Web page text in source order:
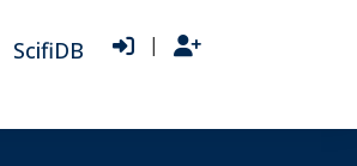
ScifiDB |